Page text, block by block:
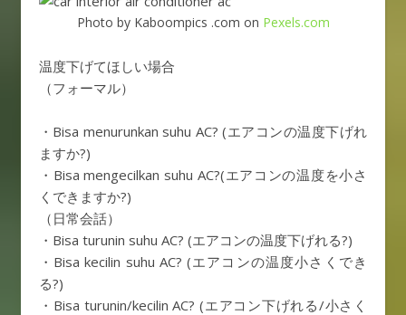
Photo by Kaboompics .com on Pexels.com
温度下げてほしい場合
（フォーマル）
・Bisa menurunkan suhu AC? (エアコンの温度下げれ
ますか?)
・Bisa mengecilkan suhu AC?(エアコンの温度を小さ
くできますか?)
（日常会話）
・Bisa turunin suhu AC? (エアコンの温度下げれる?)
・Bisa kecilin suhu AC? (エアコンの温度小さくでき
る?)
・Bisa turunin/kecilin AC? (エアコン下げれる/小さく